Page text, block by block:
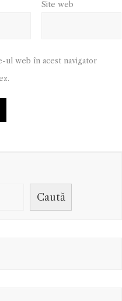
Site web
ul web în acest navigator
Caută